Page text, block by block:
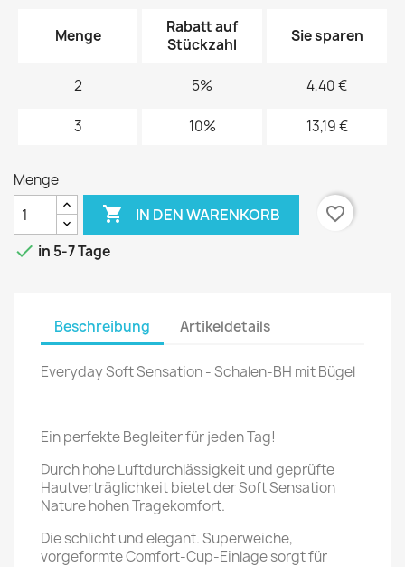
Menge
Rabatt auf
Stückzahl
Sie sparen
2 5% 4,40 €
3 10% 13,19 €
Menge
 IN DEN WARENKORB
favorite_border
 in 5-7 Tage
Beschreibung Artikeldetails
Everyday Soft Sensation - Schalen-BH mit Bügel
Ein perfekte Begleiter für jeden Tag!
Durch hohe Luftdurchlässigkeit und geprüfte
Hautverträglichkeit bietet der Soft Sensation
Nature hohen Tragekomfort.
Die schlicht und elegant. Superweiche,
vorgeformte Comfort-Cup-Einlage sorgt für